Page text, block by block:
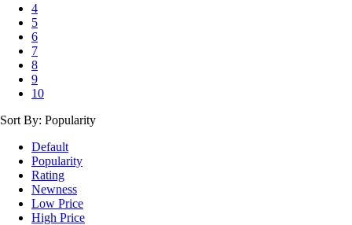
4
5
6
7
8
9
10
Sort By: Popularity
Default
Popularity
Rating
Newness
Low Price
High Price